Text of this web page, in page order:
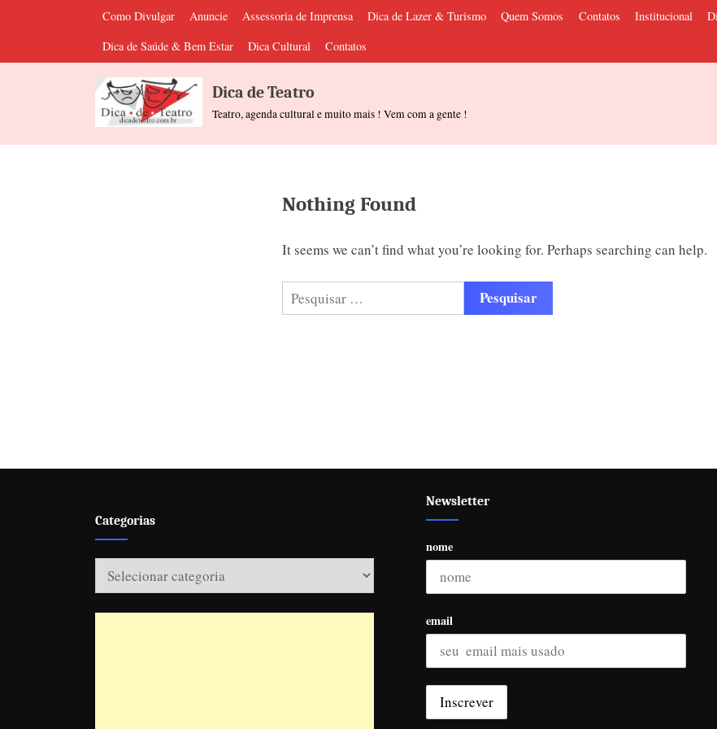
content
Como Divulgar Anuncie Assessoria de Imprensa Dica de Lazer & Turismo Quem Somos Contatos Institucional
Dica de Saúde & Bem Estar
Dica Cultural Contatos
Dica de Teatro
Teatro, agenda cultural e muito mais ! Vem com a gente !
Nothing Found
It seems we can’t find what you’re looking for. Perhaps searching can help.
Pesquisar
por:
Categorias
Newsletter
nome
email